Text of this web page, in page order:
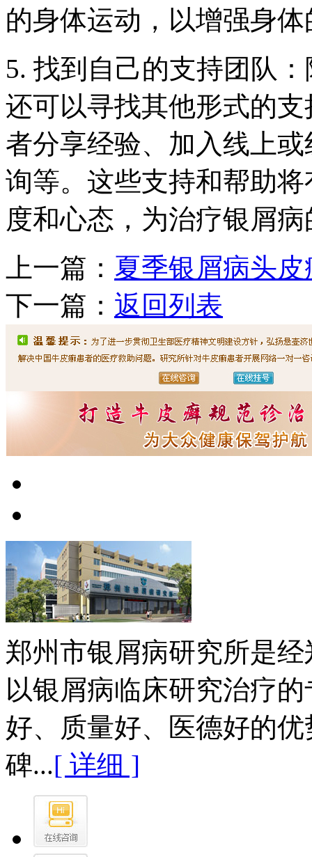
的身体运动，以增强身
5. 找到自己的支持团队
还可以寻找其他形式的
者分享经验、加入线上
询等。这些支持和帮助
度和心态，为治疗银屑
上一篇： 夏季银屑病头皮
下一篇： 返回列表
郑州市银屑病研究所是
以银屑病临床研究治疗
好、质量好、医德好的
碑...[ 详细 ]